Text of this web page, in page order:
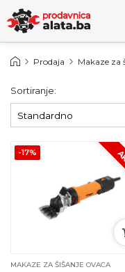
Prodaja Makaze za
Sortiranje:
-17%
MAKAZE ZA ŠIŠANJE OVACA